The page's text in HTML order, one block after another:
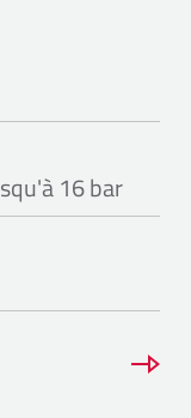
16 bar